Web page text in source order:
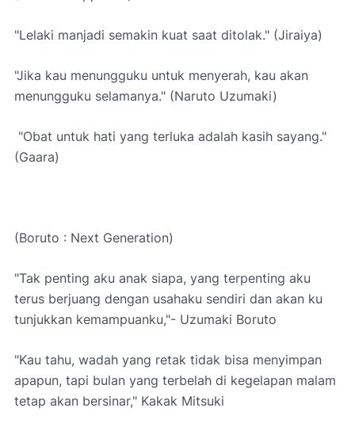
"Lelaki manjadi semakin kuat saat ditolak." (Jiraiya)
"Jika kau menungguku untuk menyerah, kau akan
menungguku selamanya." (Naruto Uzumaki)
"Obat untuk hati yang terluka adalah kasih sayang."
(Gaara)
(Boruto : Next Generation)
"Tak penting aku anak siapa, yang terpenting aku
terus berjuang dengan usahaku sendiri dan akan ku
tunjukkan kemampuanku,"- Uzumaki Boruto
"Kau tahu, wadah yang retak tidak bisa menyimpan
apapun, tapi bulan yang terbelah di kegelapan malam
tetap akan bersinar," Kakak Mitsuki